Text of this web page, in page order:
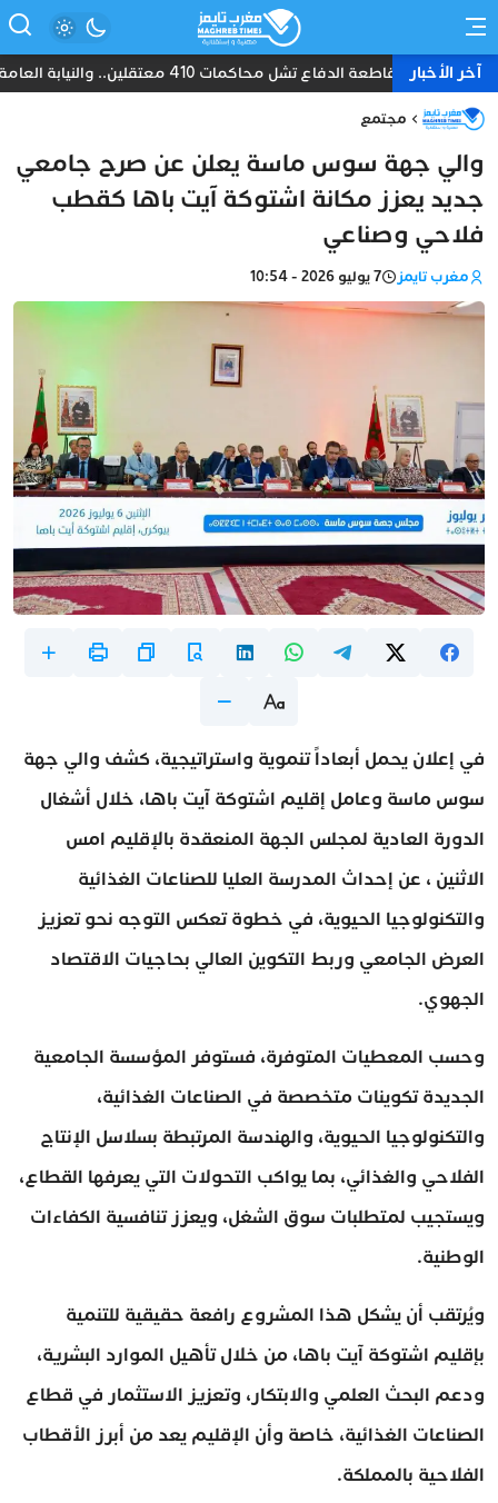
آخر الأخبارمقاطعة الدفاع تشل محاكمات 410 معتقلين.. والنيابة العامة تبحث عن حل قانوني
مجتمع
والي جهة سوس ماسة يعلن عن صرح جامعي
جديد يعزز مكانة اشتوكة آيت باها كقطب
فلاحي وصناعي
مغرب تايمز 7 يوليو 2026 - 10:54
في إعلان يحمل أبعاداً تنموية واستراتيجية، كشف والي جهة
سوس ماسة وعامل إقليم اشتوكة آيت باها، خلال أشغال
الدورة العادية لمجلس الجهة المنعقدة بالإقليم امس
الاثنين ، عن إحداث المدرسة العليا للصناعات الغذائية
والتكنولوجيا الحيوية، في خطوة تعكس التوجه نحو تعزيز
العرض الجامعي وربط التكوين العالي بحاجيات الاقتصاد
الجهوي.
وحسب المعطيات المتوفرة، فستوفر المؤسسة الجامعية
الجديدة تكوينات متخصصة في الصناعات الغذائية،
والتكنولوجيا الحيوية، والهندسة المرتبطة بسلاسل الإنتاج
الفلاحي والغذائي، بما يواكب التحولات التي يعرفها القطاع،
ويستجيب لمتطلبات سوق الشغل، ويعزز تنافسية الكفاءات
الوطنية.
ويُرتقب أن يشكل هذا المشروع رافعة حقيقية للتنمية
بإقليم اشتوكة آيت باها، من خلال تأهيل الموارد البشرية،
ودعم البحث العلمي والابتكار، وتعزيز الاستثمار في قطاع
الصناعات الغذائية، خاصة وأن الإقليم يعد من أبرز الأقطاب
الفلاحية بالمملكة.